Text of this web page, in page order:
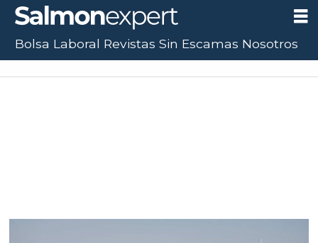
Bolsa Laboral Revistas Sin Escamas Nosotros